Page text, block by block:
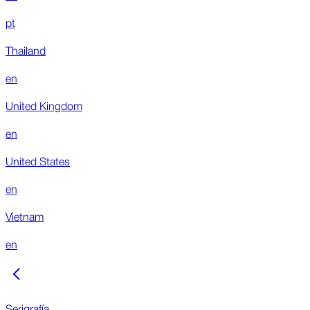
pt
Thailand
en
United Kingdom
en
United States
en
Vietnam
en